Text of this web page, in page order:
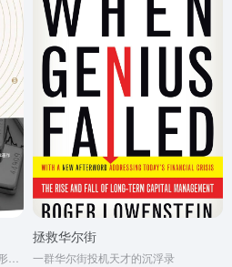
拯救华尔街
一群华尔街投机天才的沉浮录